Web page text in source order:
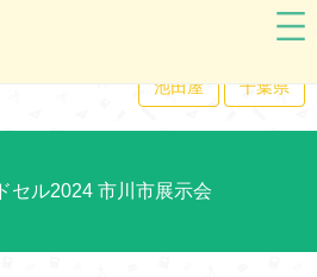
池田屋 千葉県
セル2024 市川市展示会